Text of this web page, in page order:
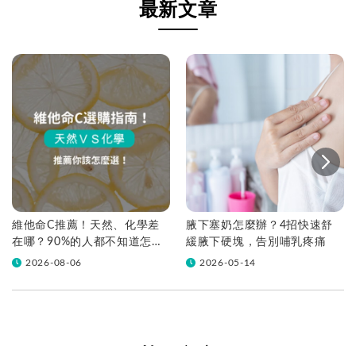
最新文章
維他命C推薦！天然、化學差
在哪？90%的人都不知道怎麼
挑！帶你一次看
2026-08-06
腋下塞奶怎麼辦？4招快速舒
緩腋下硬塊，告別哺乳疼痛
2026-05-14